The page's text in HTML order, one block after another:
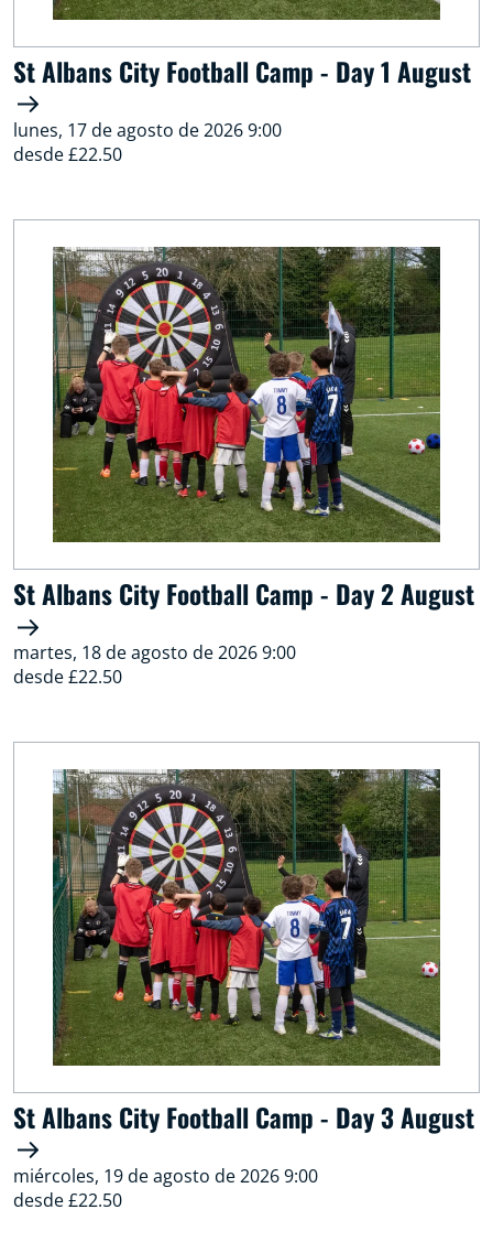
St Albans City Football Camp - Day 1 August
lunes, 17 de agosto de 2026 9:00
desde £22.50
St Albans City Football Camp - Day 2 August
martes, 18 de agosto de 2026 9:00
desde £22.50
St Albans City Football Camp - Day 3 August
miércoles, 19 de agosto de 2026 9:00
desde £22.50